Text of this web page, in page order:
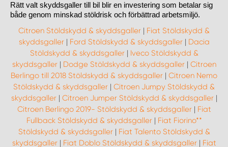
Rätt valt skyddsgaller till bil blir en investering som betalar sig
både genom minskad stöldrisk och förbättrad arbetsmiljö.
Citroen Stöldskydd & skyddsgaller | Fiat Stöldskydd &
skyddsgaller| Ford Stöldskydd & skyddsgaller| Dacia
Stöldskydd & skyddsgaller| Iveco Stöldskydd &
skyddsgaller| Dodge Stöldskydd & skyddsgaller| Citroen
Berlingo till 2018 Stöldskydd & skyddsgaller | Citroen Nemo
Stöldskydd & skyddsgaller | Citroen Jumpy Stöldskydd &
skyddsgaller| Citroen Jumper Stöldskydd & skyddsgaller|
Citroen Berlingo 2019- Stöldskydd & skyddsgaller| Fiat
Fullback Stöldskydd & skyddsgaller| Fiat Fiorino**
Stöldskydd & skyddsgaller| Fiat Talento Stöldskydd &
skyddsgaller| Fiat Doblo Stöldskydd & skyddsgaller| Fiat